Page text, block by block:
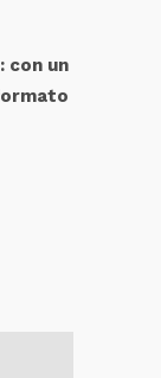
con un